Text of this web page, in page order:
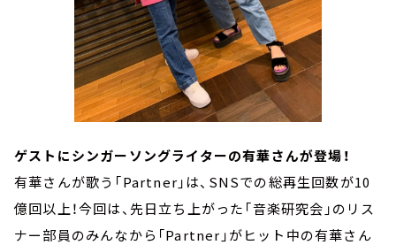
ゲストにシンガーソングライターの有華さんが登場！
有華さんが歌う「Partner」は、SNSでの総再生回数が10
億回以上！今回は、先日立ち上がった「音楽研究会」のリス
ナー部員のみんなから「Partner」がヒット中の有華さん